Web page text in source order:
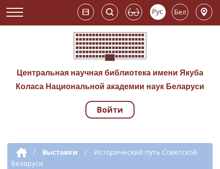
Центральная научная библиотека имени Якуба
Коласа Национальной академии наук Беларуси
Навигация по
Войти
Дополнительная навигация
/ Выставки /
Исторический путь Советской
Беларуси